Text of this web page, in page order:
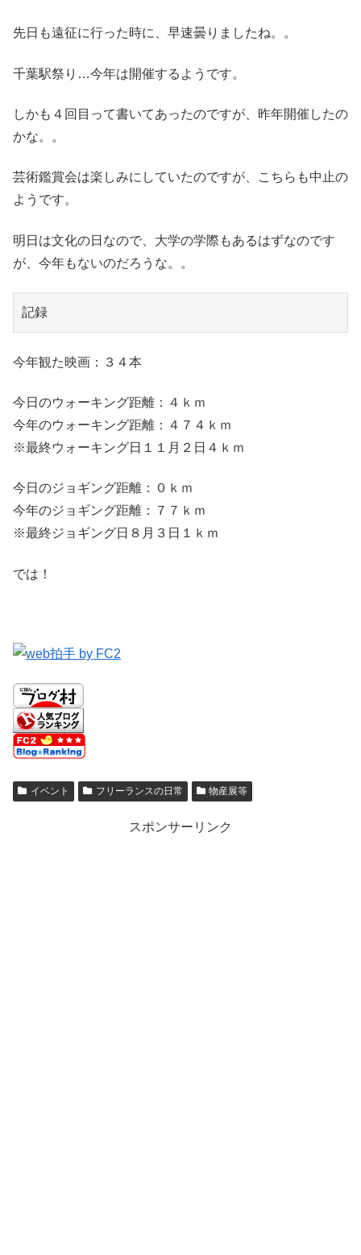
先日も遠征に行った時に、早速曇りましたね。。
千葉駅祭り…今年は開催するようです。
しかも４回目って書いてあったのですが、昨年開催したの
かな。。
芸術鑑賞会は楽しみにしていたのですが、こちらも中止の
ようです。
明日は文化の日なので、大学の学際もあるはずなのです
が、今年もないのだろうな。。
記録
今年観た映画：３４本
今日のウォーキング距離：４ｋｍ
今年のウォーキング距離：４７４ｋｍ
※最終ウォーキング日１１月２日４ｋｍ
今日のジョギング距離：０ｋｍ
今年のジョギング距離：７７ｋｍ
※最終ジョギング日８月３日１ｋｍ
では！
イベント フリーランスの日常 物産展等
スポンサーリンク